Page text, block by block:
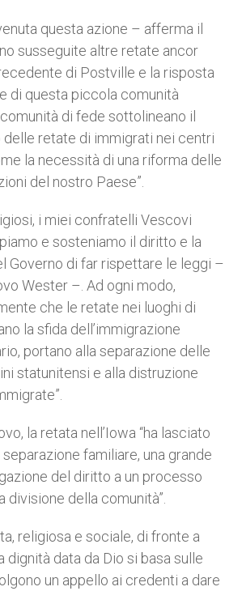
questa azione – afferma il
susseguite altre retate ancor
di Postville e la risposta
di questa piccola comunità
di fede sottolineano il
retate di immigrati nei centri
la necessità di una riforma delle
del nostro Paese”.
i miei confratelli Vescovi
e sosteniamo il diritto e la
Governo di far rispettare le leggi –
Wester –. Ad ogni modo,
che le retate nei luoghi di
la sfida dell’immigrazione
portano alla separazione delle
statunitensi e alla distruzione
la retata nell’Iowa “ha lasciato
familiare, una grande
del diritto a un processo
divisione della comunità”.
religiosa e sociale, di fronte a
dignità data da Dio si basa sulle
un appello ai credenti a dare